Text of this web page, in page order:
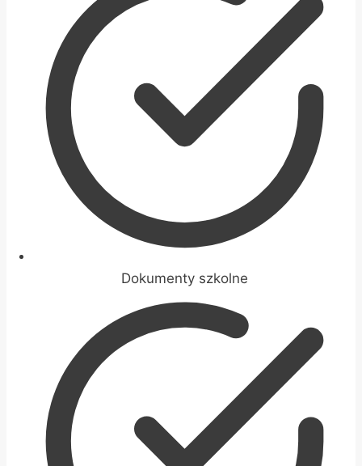
Dokumenty szkolne